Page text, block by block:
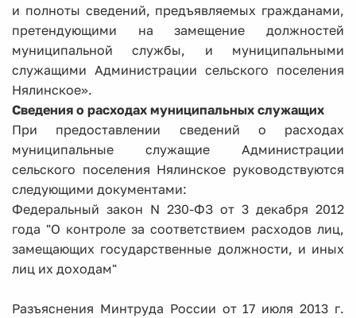
и полноты сведений, предъявляемых гражданами,
претендующими на замещение должностей
муниципальной службы, и муниципальными
служащими Администрации сельского поселения
Нялинское».
Сведения о расходах муниципальных служащих
При предоставлении сведений о расходах
муниципальные служащие Администрации
сельского поселения Нялинское руководствуются
следующими документами:
Федеральный закон N 230-ФЗ от 3 декабря 2012
года "О контроле за соответствием расходов лиц,
замещающих государственные должности, и иных
лиц их доходам"
Разъяснения Минтруда России от 17 июля 2013 г.